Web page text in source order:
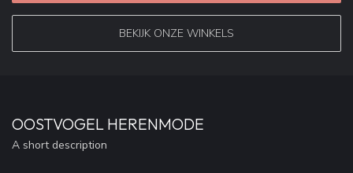
BEKIJK ONZE WINKELS
OOSTVOGEL HERENMODE
A short description